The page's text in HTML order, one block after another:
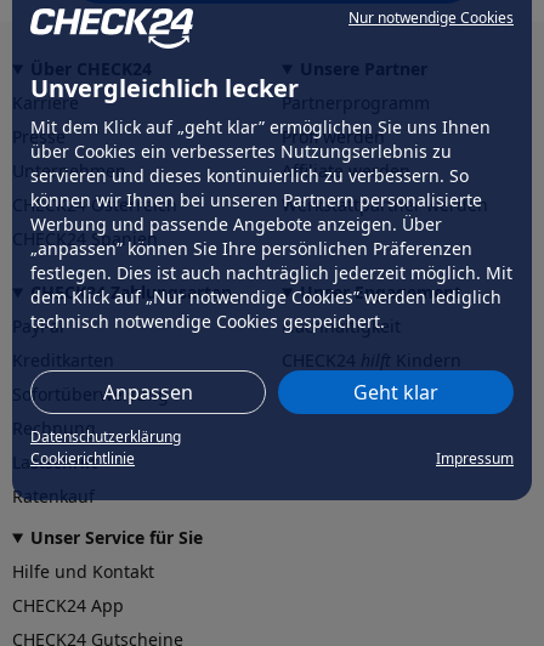
Nur notwendige Cookies
Unvergleichlich lecker
Mit dem Klick auf „geht klar” ermöglichen Sie uns Ihnen
über Cookies ein verbessertes Nutzungserlebnis zu
servieren und dieses kontinuierlich zu verbessern. So
können wir Ihnen bei unseren Partnern personalisierte
Werbung und passende Angebote anzeigen. Über
„anpassen” können Sie Ihre persönlichen Präferenzen
festlegen. Dies ist auch nachträglich jederzeit möglich. Mit
dem Klick auf „Nur notwendige Cookies” werden lediglich
technisch notwendige Cookies gespeichert.
Anpassen Geht klar
Datenschutzerklärung
Cookierichtlinie
Impressum
Karriere
Presse
Unternehmen
CHECK24 Österreich
CHECK24 Spanien
Partnerprogramm
Profi werden
Affiliate werden
Werkstattpartner werden
CHECK24 Zahlungsarten
PayPal
Sofortüberweisung
Rechnung
Lastschrift
Ratenkauf
Unser Engagement
Nachhaltigkeit
CHECK24hilftder Natur
Unser Service für Sie
Hilfe und Kontakt
CHECK24 App
CHECK24 Gutscheine